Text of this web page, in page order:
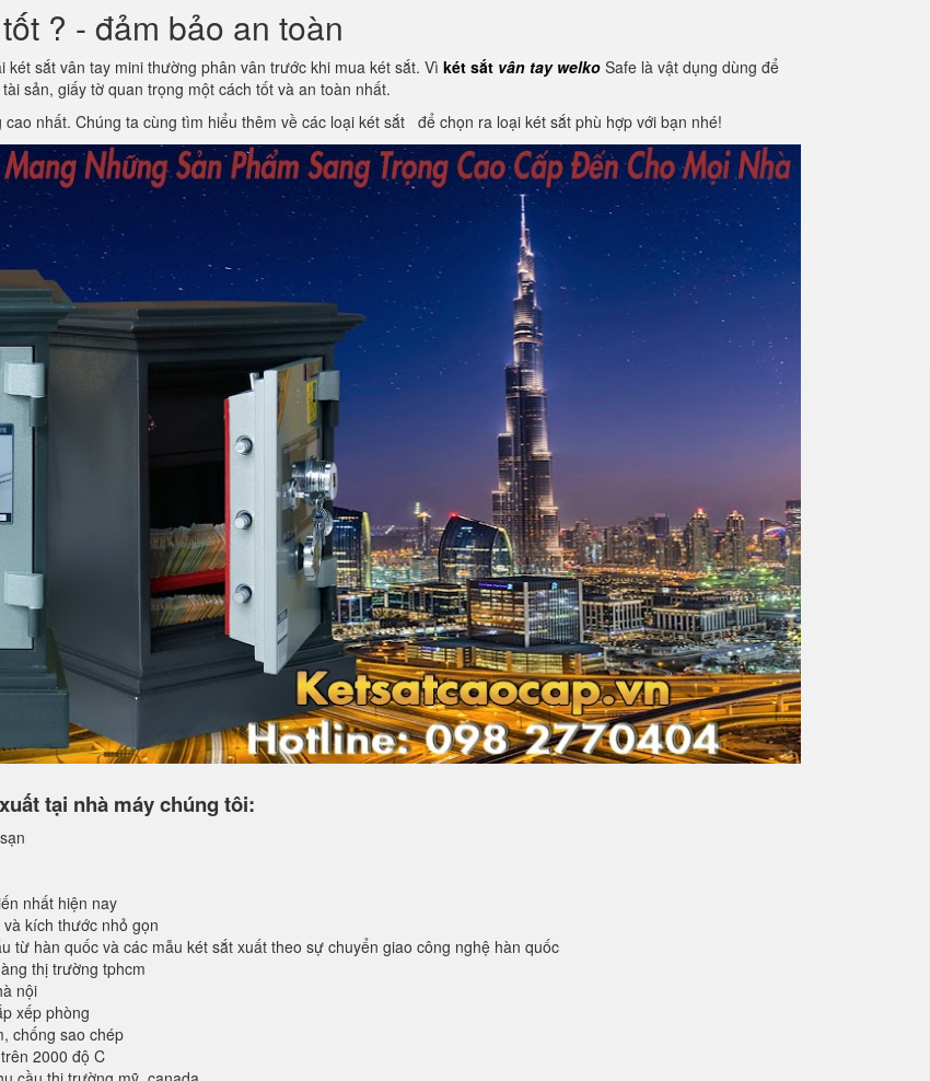
? - đảm bảo an toàn
sắt vân tay mini thường phân vân trước khi mua két sắt. Vì két sắt vân tay welko Safe là vật dụng dùng để
sản, giấy tờ quan trọng một cách tốt và an toàn nhất.
nhất. Chúng ta cùng tìm hiểu thêm về các loại két sắt để chọn ra loại két sắt phù hợp với bạn nhé!
tại nhà máy chúng tôi:
nhất hiện nay
kích thước nhỏ gọn
từ hàn quốc và các mẫu két sắt xuất theo sự chuyển giao công nghệ hàn quốc
thị trường tphcm
nội
xếp phòng
chống sao chép
2000 độ C